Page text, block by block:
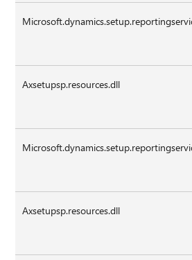
Axsetupsp.resources.dll
Axsetupsp.resources.dll